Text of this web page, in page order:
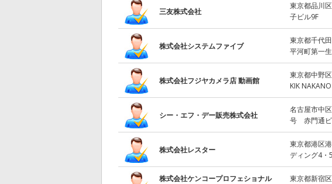
三友株式会社
東京都品川
子ビル9F
株式会社システムファイブ
東京都千代
平河町第一
株式会社フジヤカメラ店 動画館
東京都中野
KIK
シー・エフ・デー販売株式会社
名古屋市中
号 赤門通
株式会社レスター
東京都港区
ディング4・
株式会社ケンコープロフェショナル
東京都新宿